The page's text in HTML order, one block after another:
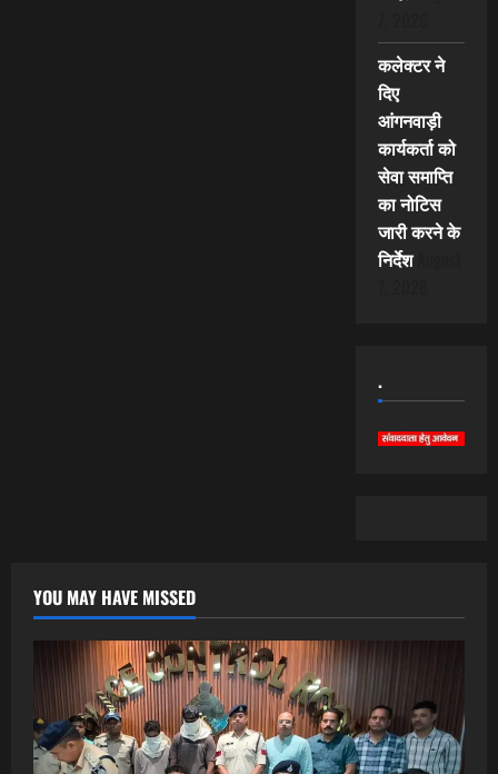
कलेक्टर ने
दिए
आंगनवाड़ी
कार्यकर्ता को
सेवा समाप्ति
का नोटिस
जारी करने के
निर्देश
.
YOU MAY HAVE MISSED